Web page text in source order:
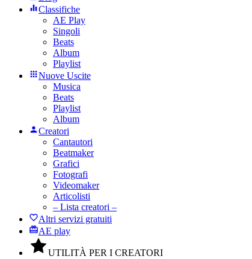
Classifiche
AE Play
Singoli
Beats
Album
Playlist
Nuove Uscite
Musica
Beats
Playlist
Album
Creatori
Cantautori
Beatmaker
Grafici
Fotografi
Videomaker
Articolisti
– Lista creatori –
Altri servizi gratuiti
AE play
UTILITÀ PER I CREATORI